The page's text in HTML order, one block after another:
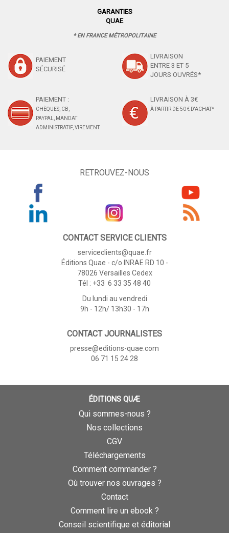
GARANTIES
QUAE
* EN FRANCE MÉTROPOLITAINE
PAIEMENT
SÉCURISÉ
LIVRAISON
ENTRE 3 ET 5
JOURS OUVRÉS*
PAIEMENT :
CHÈQUES, CB,
PAYPAL, MANDAT
ADMINISTRATIF, VIREMENT
LIVRAISON À 3€
À PARTIR DE 50 € D'ACHAT*
RETROUVEZ-NOUS
CONTACT SERVICE CLIENTS
serviceclients@quae.fr
Éditions Quae - c/o INRAE RD 10 -
78026 Versailles Cedex
Tél : +33 6 33 35 48 40
Du lundi au vendredi
9h - 12h/ 13h30 - 17h
CONTACT JOURNALISTES
presse@editions-quae.com
06 71 15 24 28
ÉDITIONS QUÆ
Qui sommes-nous ?
Nos collections
CGV
Téléchargements
Comment commander ?
Où trouver nos ouvrages ?
Contact
Comment lire un ebook ?
Conseil scientifique et éditorial